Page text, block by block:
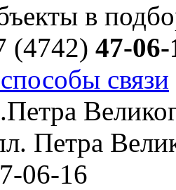
в
(4742) 47-06-
связи
Петра
06-16